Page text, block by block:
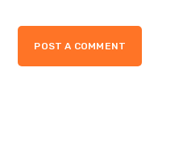
POST A COMMENT